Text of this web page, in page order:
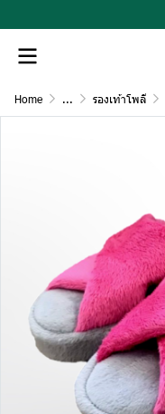
Home ... รองเท้าโพลี